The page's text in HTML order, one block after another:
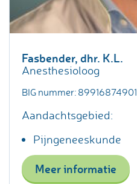
Fasbender, dhr. K.L.
Anesthesioloog
BIG nummer: 89916874901
Aandachtsgebied:
Pijngeneeskunde
Meer informatie